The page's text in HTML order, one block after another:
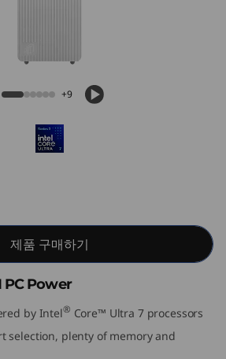
+9
제품 구매하기
PC Power
by Intel® Core™ Ultra 7 processors
selection, plenty of memory and